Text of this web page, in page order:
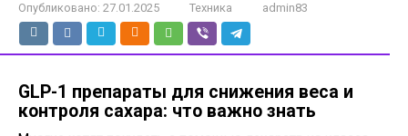
Опубликовано: 27.01.2025 Техника admin83
GLP-1 препараты для снижения веса и
контроля сахара: что важно знать